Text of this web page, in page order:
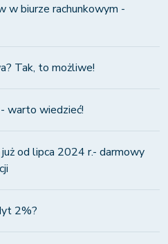
w biurze rachunkowym -
Tak, to możliwe!
warto wiedzieć!
od lipca 2024 r.- darmowy
2%?